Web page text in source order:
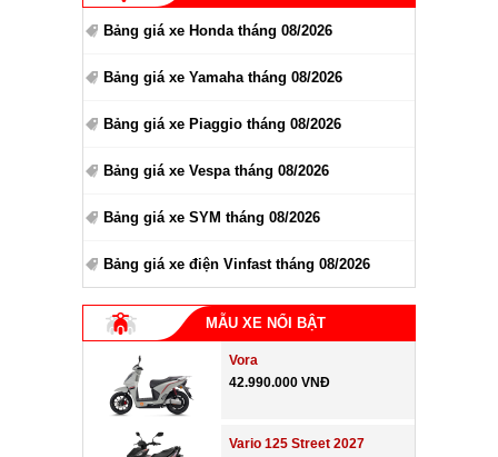
Bảng giá xe Honda tháng 08/2026
Bảng giá xe Yamaha tháng 08/2026
Bảng giá xe Piaggio tháng 08/2026
Bảng giá xe Vespa tháng 08/2026
Bảng giá xe SYM tháng 08/2026
Bảng giá xe điện Vinfast tháng 08/2026
MẪU XE NỔI BẬT
Vora
42.990.000 VNĐ
Vario 125 Street 2027